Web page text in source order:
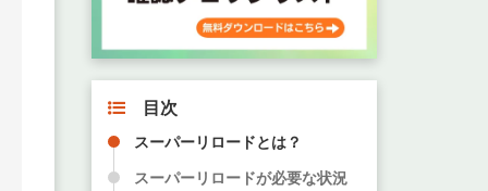
目次
スーパーリロードとは？
スーパーリロードが必要な状況